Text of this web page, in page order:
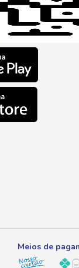
Meios de